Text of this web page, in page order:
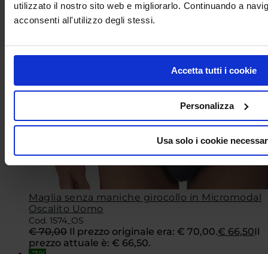
utilizzato il nostro sito web e migliorarlo. Continuando a
acconsenti all'utilizzo degli stessi.
Accetta tutti i cookie
Personalizza
Usa solo i cookie
Maglia senza maniche girocollo in Micromodal
Oscalito Uomo
Cod. 1574_OS
€70,00 Il prezzo originale era: € 70,00.€ 66,50Il
prezzo attuale è: € 66,50.